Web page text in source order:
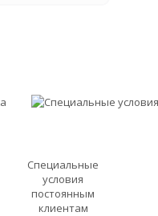
Специальные
условия
постоянным
клиентам